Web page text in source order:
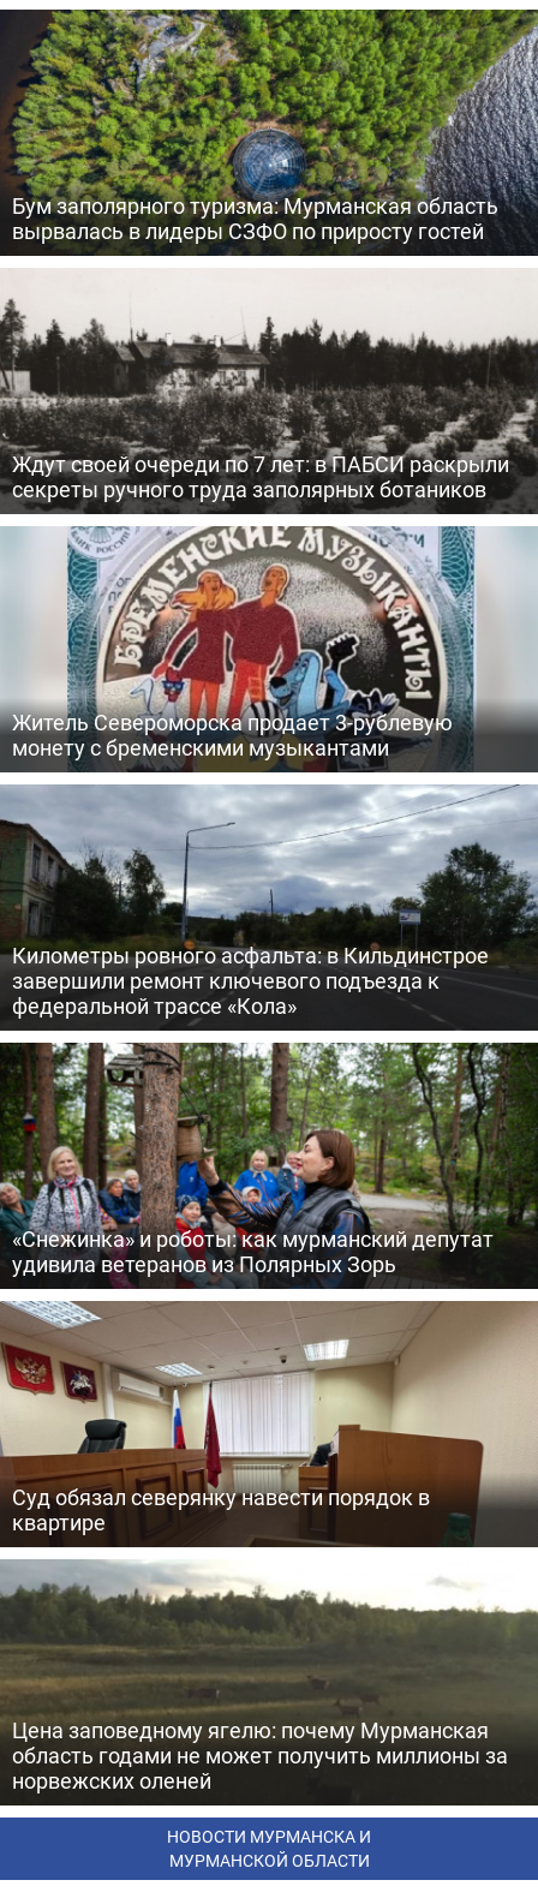
Бум заполярного туризма: Мурманская область
вырвалась в лидеры СЗФО по приросту гостей
Ждут своей очереди по 7 лет: в ПАБСИ раскрыли
секреты ручного труда заполярных ботаников
Житель Североморска продает 3-рублевую
монету с бременскими музыкантами
Километры ровного асфальта: в Кильдинстрое
завершили ремонт ключевого подъезда к
федеральной трассе «Кола»
«Снежинка» и роботы: как мурманский депутат
удивила ветеранов из Полярных Зорь
Суд обязал северянку навести порядок в
квартире
Цена заповедному ягелю: почему Мурманская
область годами не может получить миллионы за
норвежских оленей
НОВОСТИ МУРМАНСКА И
МУРМАНСКОЙ ОБЛАСТИ